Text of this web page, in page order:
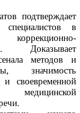
подтверждает
специалистов в
коррекционно-
Доказывает
методов и
значимость
и своевременной
и медицинской